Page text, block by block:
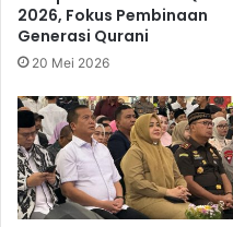
2026, Fokus Pembinaan
Generasi Qurani
20 Mei 2026